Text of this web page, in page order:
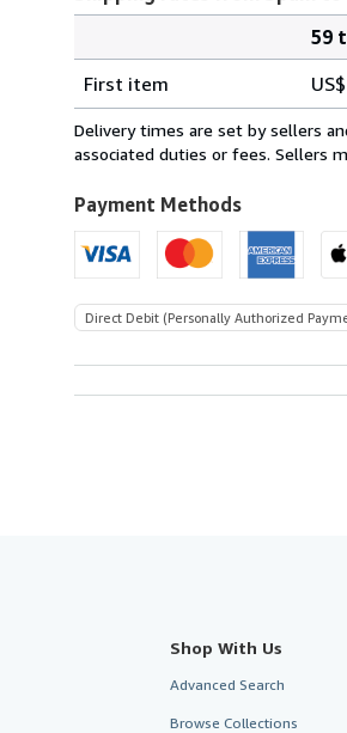
rates
from
Spain
U.S.A.
59
First item
Delivery times are set by sellers
associated duties or fees. Sellers
Payment Methods
Direct Debit (Personally Authorized
Shop With Us
Advanced Search
Browse Collections